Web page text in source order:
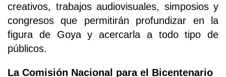
creativos, trabajos audiovisuales, simposios y
congresos que permitirán profundizar en la
figura de Goya y acercarla a todo tipo de
públicos.
La Comisión Nacional para el Bicentenario